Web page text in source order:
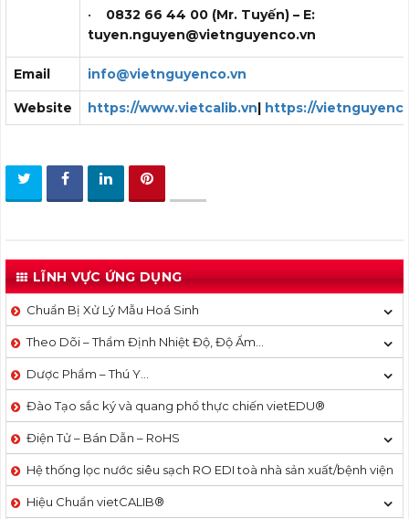
• 0832 66 44 00 (Mr. Tuyến) – E:
tuyen.nguyen@vietnguyenco.vn
Email info@vietnguyenco.vn
Website https://www.vietcalib.vn| https://
LĨNH VỰC ỨNG DỤNG
Chuẩn Bị Xử Lý Mẫu Hoá Sinh
Theo Dõi – Thẩm Định Nhiệt Độ, Độ Ẩm…
Dược Phẩm – Thú Y…
Đào Tạo sắc ký và quang phổ thực chiến vietEDU®
Điện Tử – Bán Dẫn – RoHS
Hệ thống lọc nước siêu sạch RO EDI​​ toà nhà sản xuất/bệnh viện
Hiệu Chuẩn vietCALIB®